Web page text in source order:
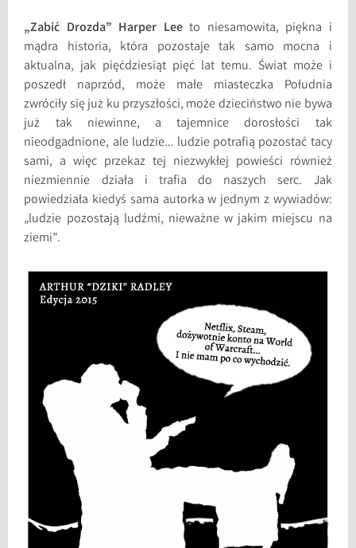
„Zabić Drozda” Harper Leeto niesamowita, piękna i
mądra historia, która pozostaje tak samo mocna i
aktualna, jak pięćdziesiąt pięć lat temu. Świat może i
poszedł naprzód, może małe miasteczka Południa
zwróciły się już ku przyszłości, może dzieciństwo nie bywa
już tak niewinne, a tajemnice dorosłości tak
nieodgadnione, ale ludzie… ludzie potrafią pozostać tacy
sami, a więc przekaz tej niezwykłej powieści również
niezmiennie działa i trafia do naszych serc. Jak
powiedziała kiedyś sama autorka w jednym z wywiadów:
„ludzie pozostają ludźmi, nieważne w jakim miejscu na
ziemi”.